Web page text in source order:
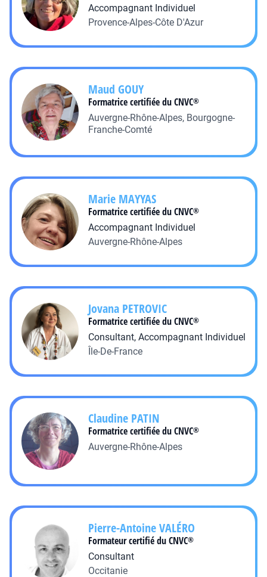
Accompagnant Individuel
Provence-Alpes-Côte D'Azur
Maud GOUY
Formatrice certifiée du CNVC®
Auvergne-Rhône-Alpes, Bourgogne-
Franche-Comté
Marie MAYYAS
Formatrice certifiée du CNVC®
Accompagnant Individuel
Auvergne-Rhône-Alpes
Jovana PETROVIC
Formatrice certifiée du CNVC®
Consultant, Accompagnant Individuel
Île-De-France
Claudine PATIN
Formatrice certifiée du CNVC®
Auvergne-Rhône-Alpes
Pierre-AntoineVALÉRO
Formateur certifié du CNVC®
Consultant
Occitanie